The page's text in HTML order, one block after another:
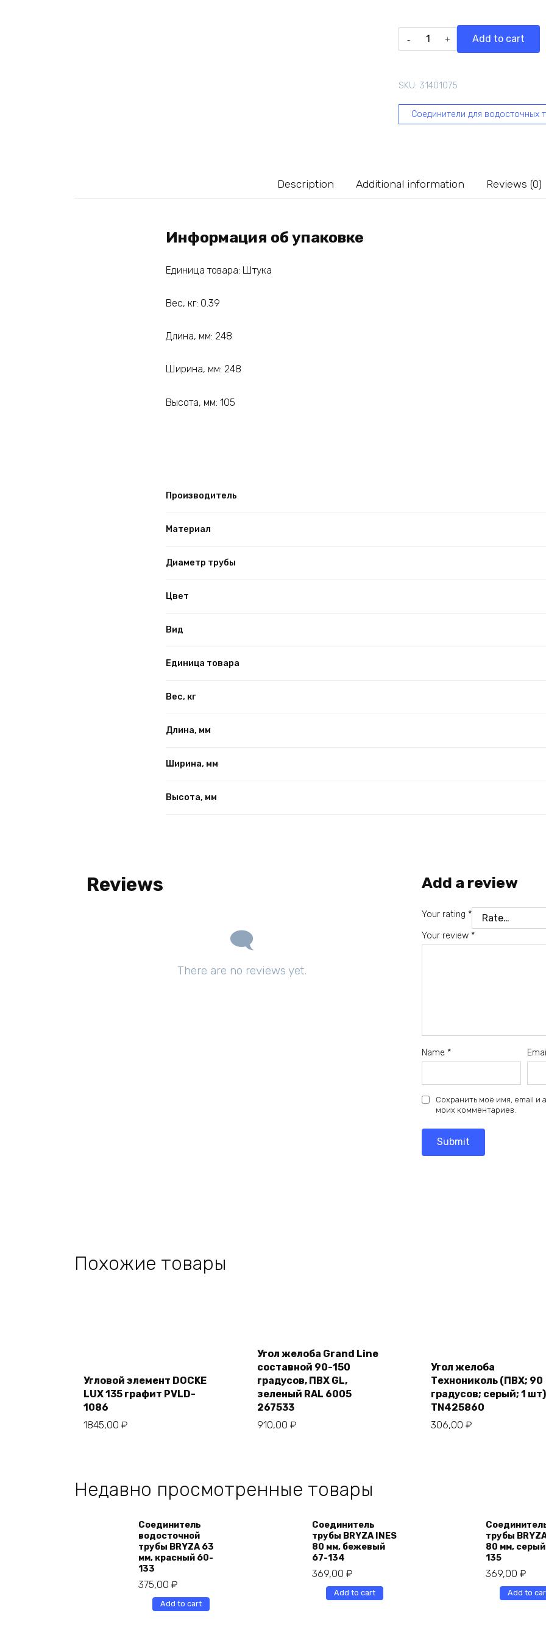
Внутренний
угловой
125мм,
произвольный,
белый
Add to cart
SKU: 31401075
Соединители для водосточных
Description Additional information Reviews (0)
Информация об упаковке
Единица товара: Штука
Вес, кг: 0.39
Длина, мм: 248
Ширина, мм: 248
Высота, мм: 105
Производитель
Материал
Диаметр трубы
Цвет
Вид
Единица товара
Вес, кг
Длина, мм
Ширина, мм
Высота, мм
Reviews
There are no reviews yet.
Add a review
Your rating *
Your review *
Name *
Сохранить моё имя, email и
моих комментариев.
Похожие товары
cart
Угловой элемент DOCKE
LUX 135 графит PVLD-
1086
1845,00 ₽
to
cart
Угол желоба Grand Line
составной 90-150
градусов, ПВХ GL,
зеленый RAL 6005
267533
910,00 ₽
cart
Угол желоба
Технониколь (ПВХ; 90
градусов; серый; 1 шт)
TN425860
306,00 ₽
Недавно просмотренные товары
Соединитель
водосточной
трубы BRYZA 63
мм, краcный 60-
133
375,00 ₽
Add to cart
Соединитель
трубы BRYZA INES
80 мм, бежевый
67-134
369,00 ₽
Add to cart
трубы
80 мм,
135
369,00 ₽
Add to